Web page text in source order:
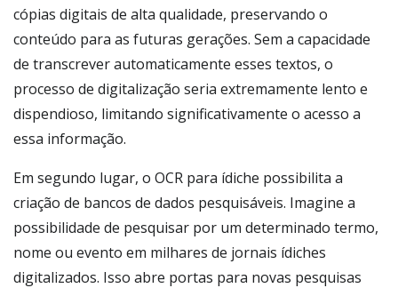
cópias digitais de alta qualidade, preservando o
conteúdo para as futuras gerações. Sem a capacidade
de transcrever automaticamente esses textos, o
processo de digitalização seria extremamente lento e
dispendioso, limitando significativamente o acesso a
essa informação.
Em segundo lugar, o OCR para ídiche possibilita a
criação de bancos de dados pesquisáveis. Imagine a
possibilidade de pesquisar por um determinado termo,
nome ou evento em milhares de jornais ídiches
digitalizados. Isso abre portas para novas pesquisas